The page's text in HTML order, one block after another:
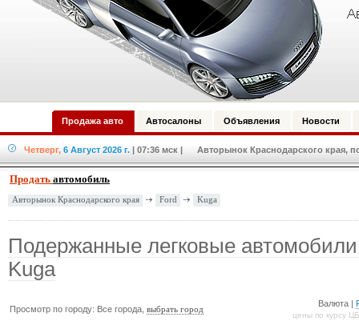
Продажа авто Автосалоны Объявления Новости
Четверг, 6 Август 2026 г. | 07:36 мск | Авторынок Краснодарского края,
Продать автомобиль
Авторынок Краснодарского края Ford Kuga
Подержанные легковые
Kuga
Просмотр по городу: Все города,выбрать город
Валюта |
цены по курсу